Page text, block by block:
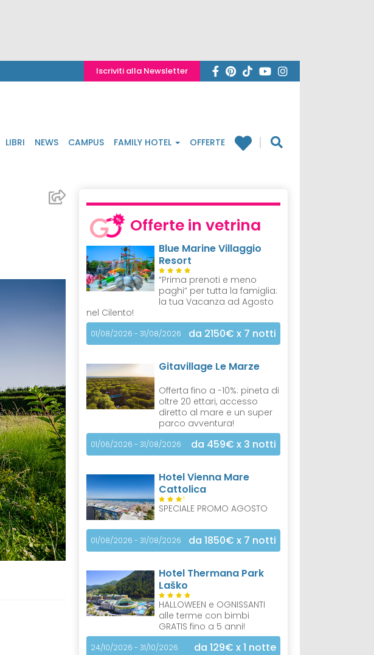
Iscriviti alla Newsletter
LIBRI NEWS CAMPUS FAMILY HOTEL OFFERTE
Offerte in vetrina
Blue Marine Villaggio
Resort
“Prima prenoti e meno
paghi” per tutta la famiglia:
la tua Vacanza ad Agosto
nel Cilento!
01/08/2026 - 31/08/2026 da 2150€ x 7 notti
Gitavillage Le Marze
Offerta fino a -10%: pineta di
oltre 20 ettari, accesso
diretto al mare e un super
parco avventura!
01/06/2026 - 31/08/2026 da 459€ x 3 notti
Hotel Vienna Mare
Cattolica
S
SPECIALE PROMO AGOSTO
01/08/2026 - 31/08/2026 da 1850€ x 7 notti
Hotel Thermana Park
Laško
HALLOWEEN e OGNISSANTI
alle terme con bimbi
GRATIS fino a 5 anni!
24/10/2026 - 31/10/2026 da 129€ x 1 notte